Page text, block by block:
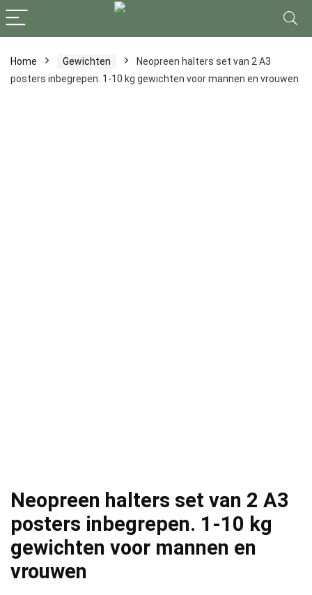
Home Gewichten
Neopreen halters set van 2 A3
posters inbegrepen. 1-10 kg gewichten voor mannen en vrouwen
Neopreen halters set van 2 A3
posters inbegrepen. 1-10 kg
gewichten voor mannen en
vrouwen